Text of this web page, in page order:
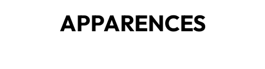
APPARENCES